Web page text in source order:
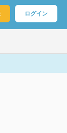
ログイン